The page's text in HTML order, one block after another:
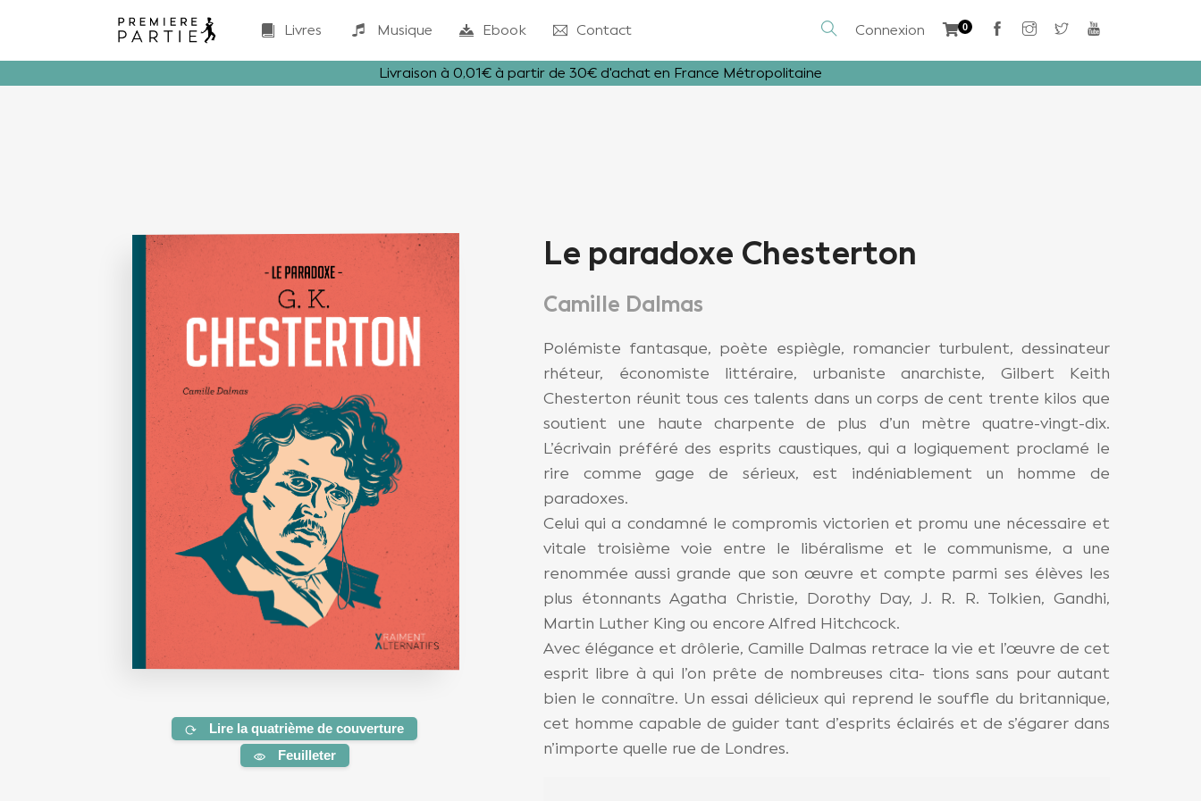
Livres Musique Ebook Contact Connexion 0
Livraison à 0,01€ à partir de 30€ d'achat en France Métropolitaine
Lire la quatrième de couverture
Feuilleter
Le paradoxe Chesterton
Camille Dalmas
Polémiste fantasque, poète espiègle, romancier turbulent, dessinateur
rhéteur, économiste littéraire, urbaniste anarchiste, Gilbert Keith
Chesterton réunit tous ces talents dans un corps de cent trente kilos que
soutient une haute charpente de plus d’un mètre quatre-vingt-dix.
L’écrivain préféré des esprits caustiques, qui a logiquement proclamé le
rire comme gage de sérieux, est indéniablement un homme de
paradoxes.
Celui qui a condamné le compromis victorien et promu une nécessaire et
vitale troisième voie entre le libéralisme et le communisme, a une
renommée aussi grande que son œuvre et compte parmi ses élèves les
plus étonnants Agatha Christie, Dorothy Day, J. R. R. Tolkien, Gandhi,
Martin Luther King ou encore Alfred Hitchcock.
Avec élégance et drôlerie, Camille Dalmas retrace la vie et l’œuvre de cet
esprit libre à qui l’on prête de nombreuses cita- tions sans pour autant
bien le connaître. Un essai délicieux qui reprend le souffle du britannique,
cet homme capable de guider tant d’esprits éclairés et de s’égarer dans
n’importe quelle rue de Londres.